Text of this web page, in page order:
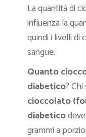
La quantità di
influenza la
quindi i livelli di
sangue.
Quanto
diabetico?
cioccolato
diabetico
grammi a